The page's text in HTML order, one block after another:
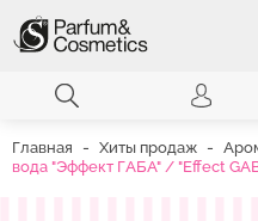
основному
Главная Хиты продаж
вода "Эффект ГАБА" / "Effect